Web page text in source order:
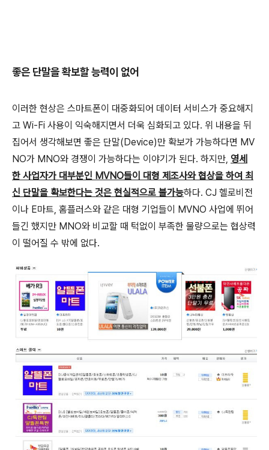
좋은 단말을 확보할 능력이 없어
이러한 현상은 스마트폰이 대중화되어 데이터 서비스가 중요해지
고 Wi-Fi 사용이 익숙해지면서 더욱 심화되고 있다. 위 내용을 뒤
집어서 생각해보면 좋은 단말(Device)만 확보가 가능하다면 MV
NO가 MNO와 경쟁이 가능하다는 이야기가 된다. 하지만, 영세
한 사업자가 대부분인 MVNO들이 대형 제조사와 협상을 하여 최
신 단말을 확보한다는 것은 현실적으로 불가능하다. CJ 헬로비전
이나 E마트, 홈플러스와 같은 대형 기업들이 MVNO 사업에 뛰어
들긴 했지만 MNO와 비교할 때 턱없이 부족한 물량으로는 협상력
이 떨어질 수 밖에 없다.